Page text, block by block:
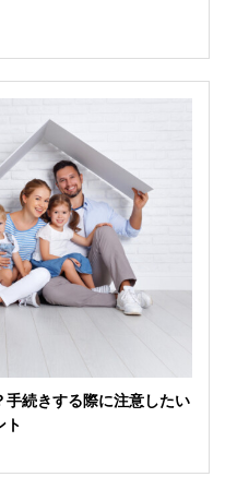
続きする際に注意したい
ト